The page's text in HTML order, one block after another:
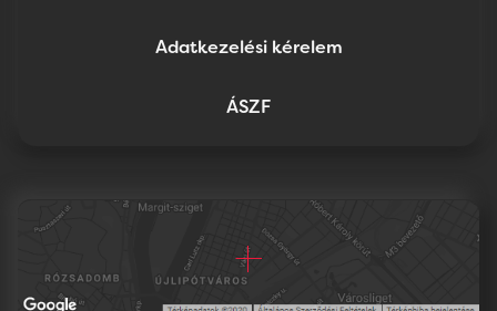
Adatkezelési kérelem
ÁSZF